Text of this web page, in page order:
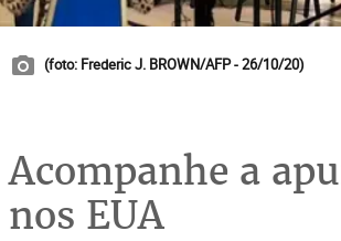
(foto: Frederic J. BROWN/AFP - 26/10/20)
Acompanhe a
nos EUA